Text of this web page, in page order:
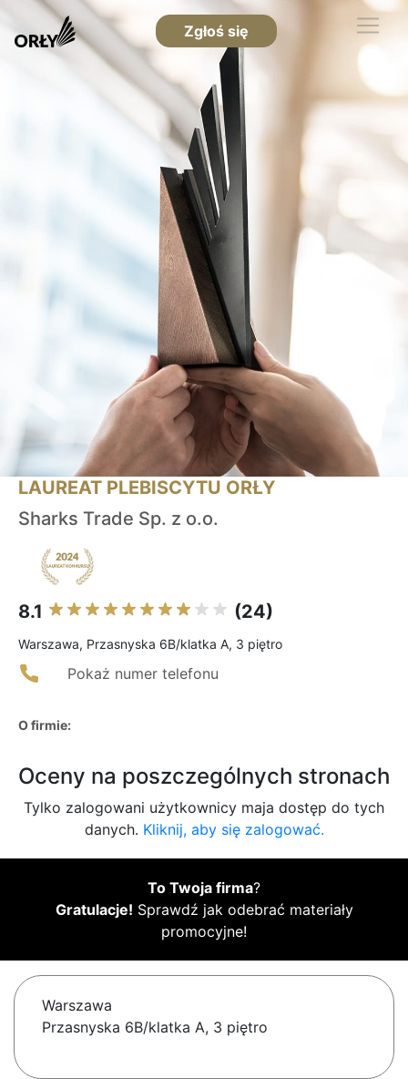
Zgłoś się
LAUREAT PLEBISCYTU ORŁY
Sharks Trade Sp. z o.o.
8.1 (24)
Warszawa, Przasnyska 6B/klatka A, 3 piętro
Pokaż numer telefonu
O firmie:
Oceny na poszczególnych stronach
Tylko zalogowani użytkownicy maja dostęp do tych
danych. Kliknij, aby się zalogować.
To Twoja firma?
Gratulacje! Sprawdź jak odebrać materiały
promocyjne!
Warszawa
Przasnyska 6B/klatka A, 3 piętro